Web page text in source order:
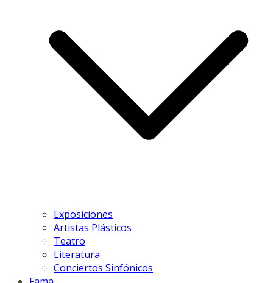
Exposiciones
Artistas Plásticos
Teatro
Literatura
Conciertos Sinfónicos